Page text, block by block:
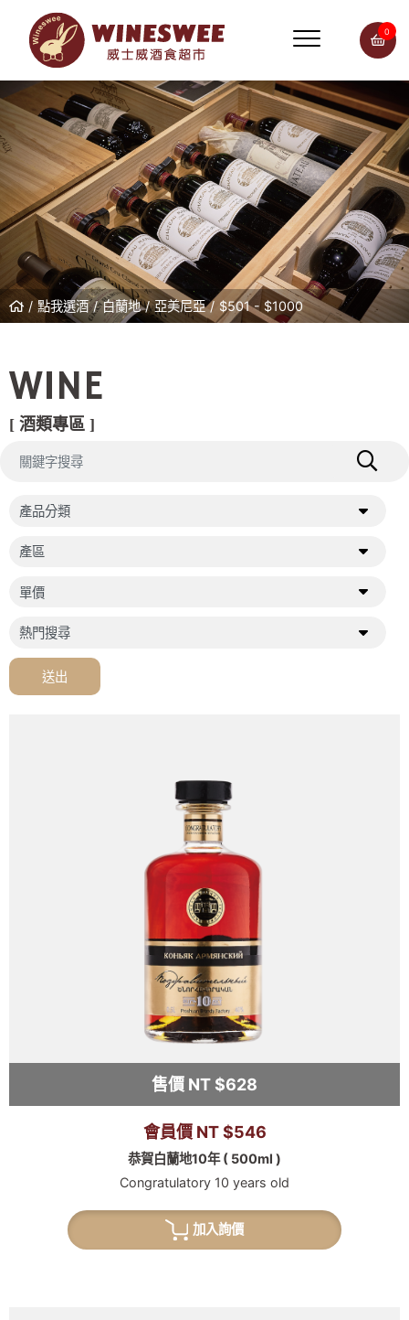
0
點我選酒 白蘭地 亞美尼亞 $501 - $1000
WINE
[ 酒類專區 ]
送出
售價 NT $628
會員價 NT $546
恭賀白蘭地10年 ( 500ml )
Congratulatory 10 years old
加入詢價